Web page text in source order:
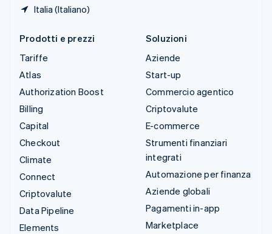
Italia (Italiano)
Prodotti e prezzi
Tariffe
Atlas
Authorization Boost
Billing
Capital
Checkout
Climate
Connect
Criptovalute
Data Pipeline
Elements
Soluzioni
Aziende
Start-up
Commercio agentico
Criptovalute
E-commerce
Strumenti finanziari
integrati
Automazione per finanza
Aziende globali
Pagamenti in-app
Marketplace